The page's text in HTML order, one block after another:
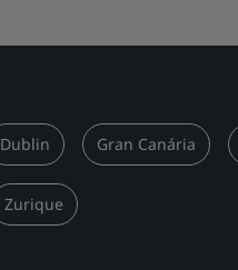
Dublin Gran Canária
Zurique